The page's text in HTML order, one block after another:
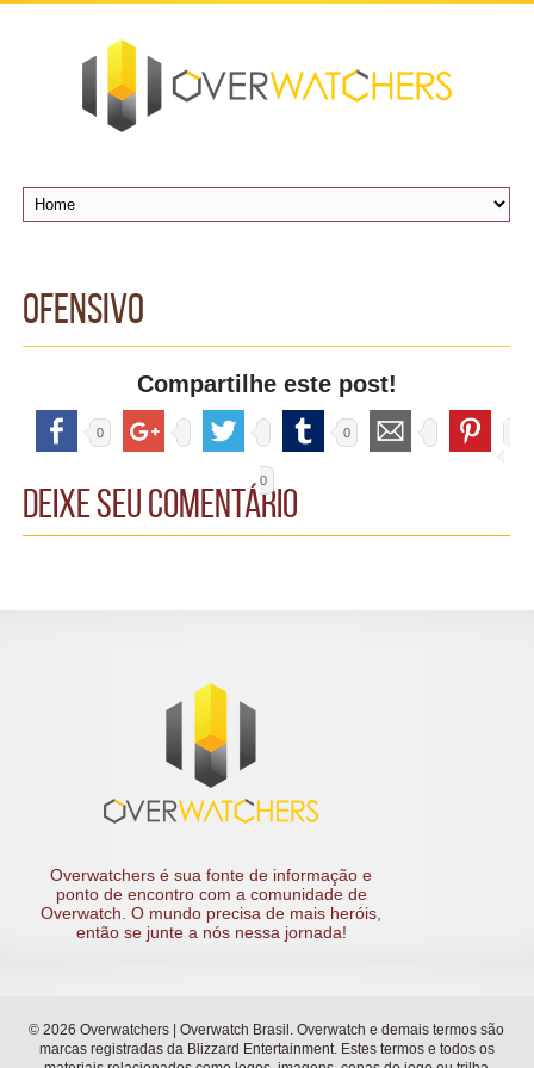
Ofensivo
Compartilhe este post!
0 0
0
Deixe seu comentário
Overwatchers é sua fonte de informação e
ponto de encontro com a comunidade de
Overwatch. O mundo precisa de mais heróis,
então se junte a nós nessa jornada!
© 2026 Overwatchers | Overwatch Brasil. Overwatch e demais termos são
marcas registradas da Blizzard Entertainment. Estes termos e todos os